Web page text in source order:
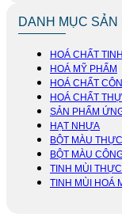
DANH MỤC SẢN
HOÁ CHẤT
HOÁ MỸ PHẨM
HOÁ CHẤT
HOÁ CHẤT
SẢN PHẨM
HẠT NHỰA
BỘT MÀU
BỘT MÀU
TINH MÙI
TINH MÙI HOÁ